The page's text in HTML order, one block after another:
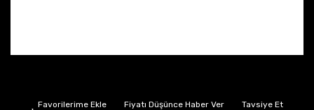
Fiyatı Düşünce Haber Ver Tavsiye Et